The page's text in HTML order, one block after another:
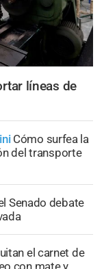
líneas de
Cómo surfea la
del transporte
Senado debate
el carnet de